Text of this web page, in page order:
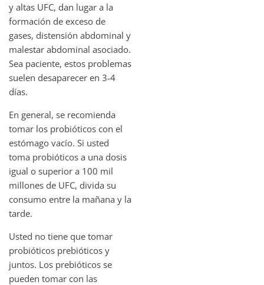
y altas UFC, dan lugar a la
formación de exceso de
gases, distensión abdominal y
malestar abdominal asociado.
Sea paciente, estos problemas
suelen desaparecer en 3-4
días.
En general, se recomienda
tomar los probióticos con el
estómago vacío. Si usted
toma probióticos a una dosis
igual o superior a 100 mil
millones de UFC, divida su
consumo entre la mañana y la
tarde.
Usted no tiene que tomar
probióticos prebióticos y
juntos. Los prebióticos se
pueden tomar con las